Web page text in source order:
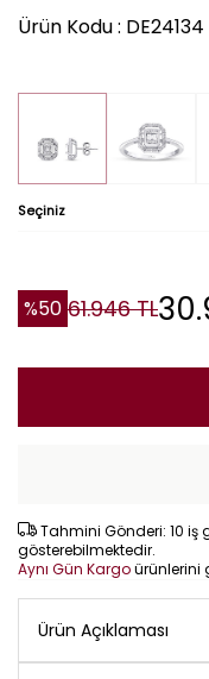
Ürün Kodu : DE24134
Seçiniz
%50 61.946TL
Tahmini Gönderi: 10
gösterebilmektedir.
Aynı Gün Kargoürünlerini
Ürün Açıklaması